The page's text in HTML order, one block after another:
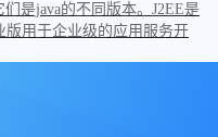
是java的不同版本。J2EE是
版用于企业级的应用服务开